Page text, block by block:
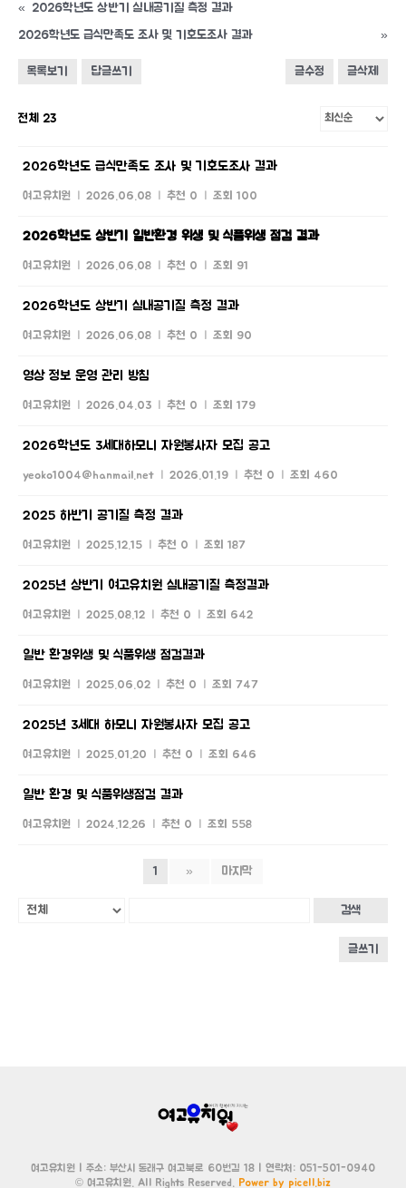
« 2026학년도 상반기 실내공기질 측정 결과
2026학년도 급식만족도 조사 및 기호도조사 결과 »
목록보기 답글쓰기 글수정 글삭제
전체 23
2026학년도 급식만족도 조사 및 기호도조사 결과
여고유치원 2026.06.08 추천 0 조회 100
2026학년도 상반기 일반환경 위생 및 식품위생 점검 결과
여고유치원 2026.06.08 추천 0 조회 91
2026학년도 상반기 실내공기질 측정 결과
여고유치원 2026.06.08 추천 0 조회 90
영상 정보 운영 관리 방침
여고유치원 2026.04.03 추천 0 조회 179
2026학년도 3세대하모니 자원봉사자 모집 공고
yeoko1004@hanmail.net 2026.01.19 추천 0 조회 460
2025 하반기 공기질 측정 결과
여고유치원 2025.12.15 추천 0 조회 187
2025년 상반기 여고유치원 실내공기질 측정결과
여고유치원 2025.08.12 추천 0 조회 642
일반 환경위생 및 식품위생 점검결과
여고유치원 2025.06.02 추천 0 조회 747
2025년 3세대 하모니 자원봉사자 모집 공고
여고유치원 2025.01.20 추천 0 조회 646
일반 환경 및 식품위생점검 결과
여고유치원 2024.12.26 추천 0 조회 558
1 » 마지막
검색
글쓰기
여고유치원 | 주소: 부산시 동래구 여고북로 60번길 18 | 연락처: 051-501-0940
© 여고유치원. All Rights Reserved. Power by picell.biz